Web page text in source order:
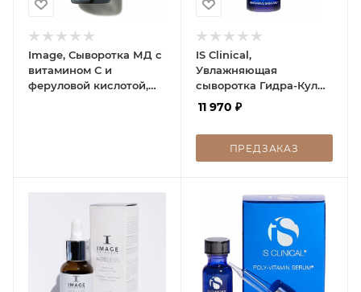
Image, Сыворотка МД с
витамином С и
феруловой кислотой,
IS Clinical,
Увлажняющая
сыворотка Гидра-Кул
Серум, Hydra-Cool
11 970 ₽
ПРЕДЗАКАЗ